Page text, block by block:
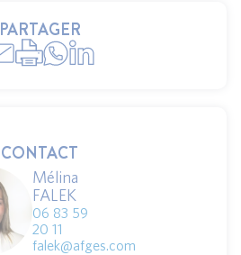
PARTAGER
CONTACT
Mélina
FALEK
06 83 59
20 11
falek@afges.com